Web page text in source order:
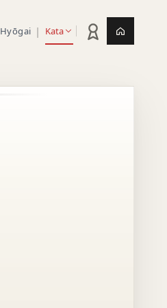
Hyōgai | Kata Statistik latihan